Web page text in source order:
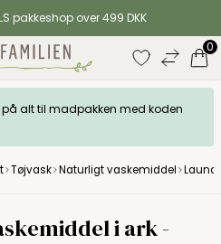
pakkeshop over 499 DKK
0
på alt til madpakken med koden
Tøjvask Naturligt vaskemiddel
i ark -